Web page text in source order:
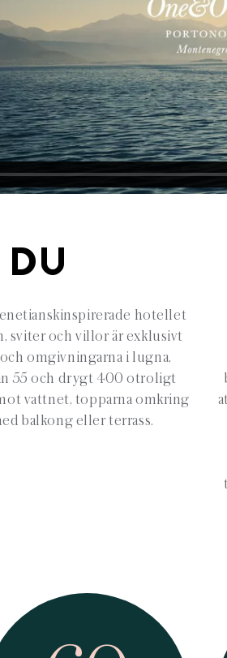
DU
hotellet
sviter och villor är exklusivt
omgivningarna i lugna,
55 och drygt 400 otroligt
vattnet, topparna omkring
balkong eller terrass.